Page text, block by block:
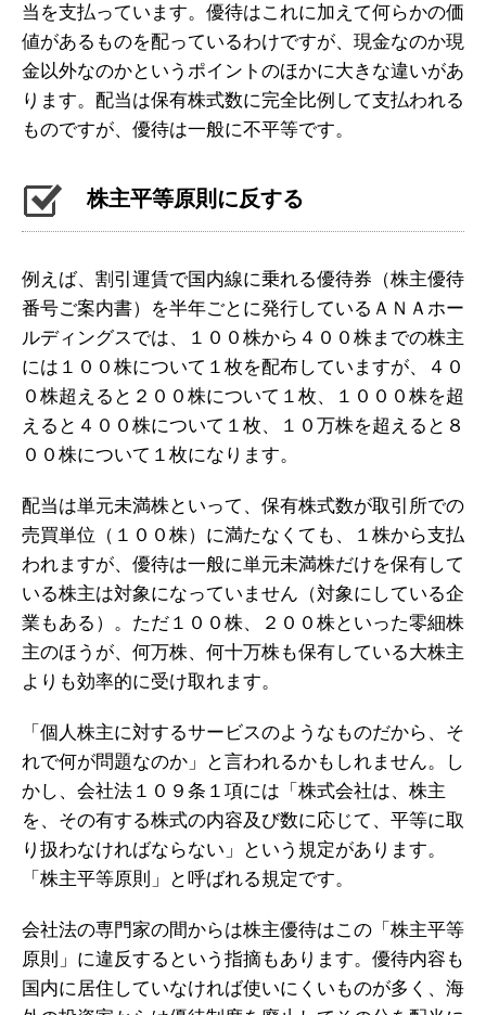
当を支払っています。優待はこれに加えて何らかの価
値があるものを配っているわけですが、現金なのか現
金以外なのかというポイントのほかに大きな違いがあ
ります。配当は保有株式数に完全比例して支払われる
ものですが、優待は一般に不平等です。
株主平等原則に反する
例えば、割引運賃で国内線に乗れる優待券（株主優待
番号ご案内書）を半年ごとに発行しているＡＮＡホー
ルディングスでは、１００株から４００株までの株主
には１００株について１枚を配布していますが、４０
０株超えると２００株について１枚、１０００株を超
えると４００株について１枚、１０万株を超えると８
００株について１枚になります。
配当は単元未満株といって、保有株式数が取引所での
売買単位（１００株）に満たなくても、１株から支払
われますが、優待は一般に単元未満株だけを保有して
いる株主は対象になっていません（対象にしている企
業もある）。ただ１００株、２００株といった零細株
主のほうが、何万株、何十万株も保有している大株主
よりも効率的に受け取れます。
「個人株主に対するサービスのようなものだから、そ
れで何が問題なのか」と言われるかもしれません。し
かし、会社法１０９条１項には「株式会社は、株主
を、その有する株式の内容及び数に応じて、平等に取
り扱わなければならない」という規定があります。
「株主平等原則」と呼ばれる規定です。
会社法の専門家の間からは株主優待はこの「株主平等
原則」に違反するという指摘もあります。優待内容も
国内に居住していなければ使いにくいものが多く、海